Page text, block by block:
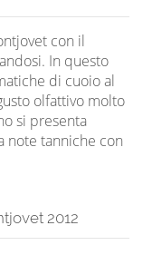
con il
In questo
di cuoio al
olfattivo molto
si presenta
note tanniche con
2012